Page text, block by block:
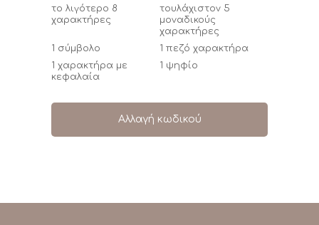
το λιγότερο 8
χαρακτήρες
τουλάχιστον 5
μοναδικούς
χαρακτήρες
1 σύμβολο
1 πεζό χαρακτήρα
1 χαρακτήρα με
κεφαλαία
1 ψηφίο
Αλλαγή κωδικού